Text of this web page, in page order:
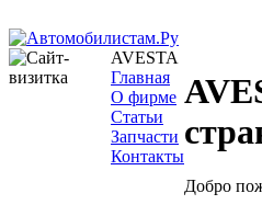
AVESTA
Главная
О фирме
Статьи
Запчасти
Контакты
Добро